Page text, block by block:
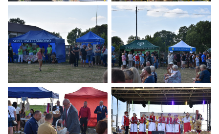
Dożynki 2024
Dożynki 2024 Dożynki 2024